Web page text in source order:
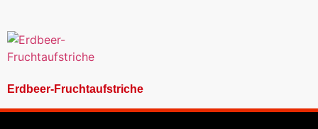
Erdbeer-Fruchtaufstriche